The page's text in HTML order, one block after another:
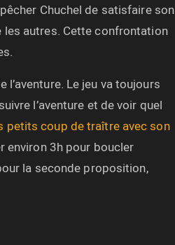
Chuchel de satisfaire son
les autres. Cette confrontation
Le jeu va toujours
l’aventure et de voir quel
petits coup de traître avec son
environ 3h pour boucler
la seconde proposition,